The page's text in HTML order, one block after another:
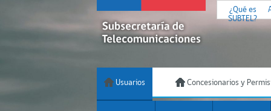
¿Qué es
SUBTEL?
Usuarios Concesionarios y